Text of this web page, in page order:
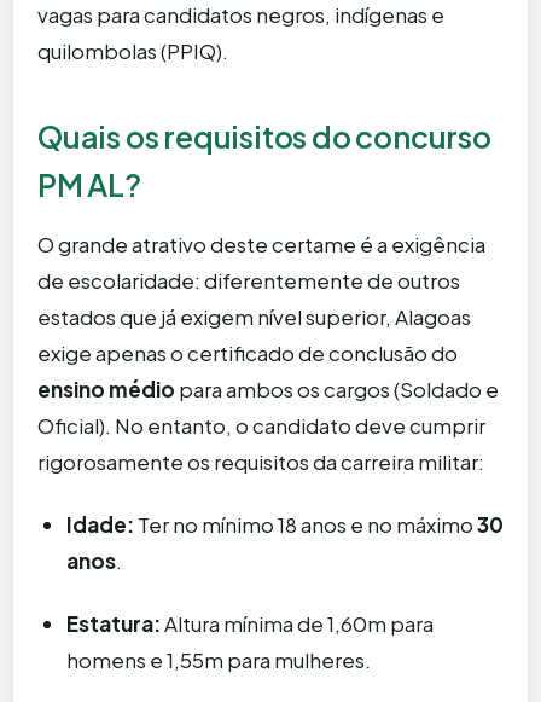
vagas para candidatos negros, indígenas e
quilombolas (PPIQ).
Quais os requisitos do concurso
PM AL?
O grande atrativo deste certame é a exigência
de escolaridade: diferentemente de outros
estados que já exigem nível superior, Alagoas
exige apenas o certificado de conclusão do
ensino médio para ambos os cargos (Soldado e
Oficial). No entanto, o candidato deve cumprir
rigorosamente os requisitos da carreira militar:
Idade: Ter no mínimo 18 anos e no máximo30
anos.
Estatura:Altura mínima de 1,60m para
homens e 1,55m para mulheres.